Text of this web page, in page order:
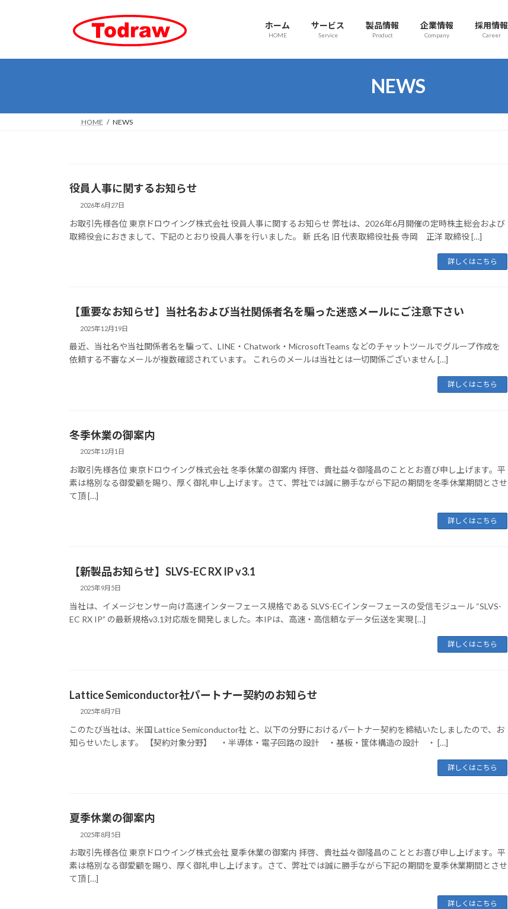
ホーム
HOME
サービス
Service
製品情報
Product
企業情報
Company
採用情報
Career
NEWS
HOME NEWS
役員人事に関するお知らせ
2026年6月27日
お取引先様各位 東京ドロウイング株式会社 役員人事に関するお知らせ 弊社は、2026年6月開催の定時株主総会および
取締役会におきまして、下記のとおり役員人事を行いました。 新 氏名 旧 代表取締役社長 寺岡 正洋 取締役 […]
詳しくはこちら
【重要なお知らせ】当社名および当社関係者名を騙った迷惑メールにご注意下さい
2025年12月19日
最近、当社名や当社関係者名を騙って、LINE・Chatwork・MicrosoftTeams などのチャットツールでグループ作成を
依頼する不審なメールが複数確認されています。 これらのメールは当社とは一切関係ございません […]
詳しくはこちら
冬季休業の御案内
2025年12月1日
お取引先様各位 東京ドロウイング株式会社 冬季休業の御案内 拝啓、貴社益々御隆昌のこととお喜び申し上げます。平
素は格別なる御愛顧を賜り、厚く御礼申し上げます。さて、弊社では誠に勝手ながら下記の期間を冬季休業期間とさせ
て頂 […]
詳しくはこちら
【新製品お知らせ】SLVS-EC RX IP v3.1
2025年9月5日
当社は、イメージセンサー向け高速インターフェース規格である SLVS-ECインターフェースの受信モジュール “SLVS-
EC RX IP” の最新規格v3.1対応版を開発しました。本IPは、高速・高信頼なデータ伝送を実現 […]
詳しくはこちら
Lattice Semiconductor社パートナー契約のお知らせ
2025年8月7日
このたび当社は、米国 Lattice Semiconductor社 と、以下の分野におけるパートナー契約を締結いたしましたので、お
知らせいたします。 【契約対象分野】 ・半導体・電子回路の設計 ・基板・筐体構造の設計 ・ […]
詳しくはこちら
夏季休業の御案内
2025年8月5日
お取引先様各位 東京ドロウイング株式会社 夏季休業の御案内 拝啓、貴社益々御隆昌のこととお喜び申し上げます。平
素は格別なる御愛顧を賜り、厚く御礼申し上げます。さて、弊社では誠に勝手ながら下記の期間を夏季休業期間とさせ
て頂 […]
詳しくはこちら